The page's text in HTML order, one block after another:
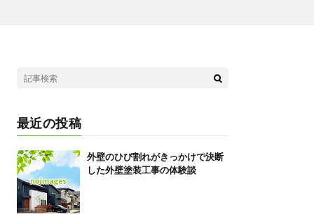
最近の投稿
外壁のひび割れがきっかけで決断
した外壁塗装工事の体験談